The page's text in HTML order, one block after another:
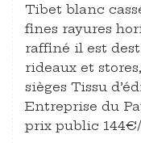
Tibet blanc
fines rayures
raffiné il est
rideaux et
sièges Tissu
Entreprise du
prix public